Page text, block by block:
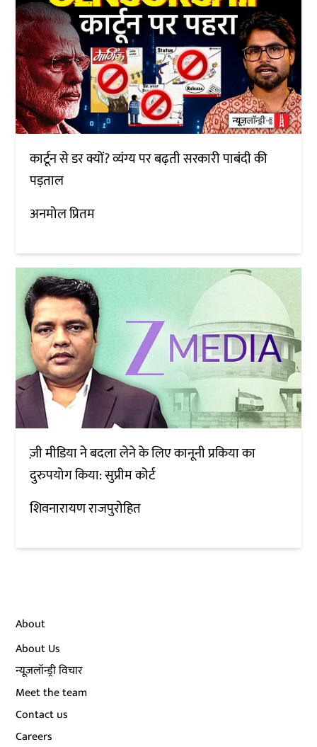
कार्टून से डर क्यों? व्यंग्य पर बढ़ती सरकारी पाबंदी की
पड़ताल
अनमोल प्रितम
ज़ी मीडिया ने बदला लेने के लिए कानूनी प्रकिया का
दुरुपयोग किया: सुप्रीम कोर्ट
शिवनारायण राजपुरोहित
About
About Us
न्यूज़लॉन्ड्री विचार
Meet the team
Contact us
Careers